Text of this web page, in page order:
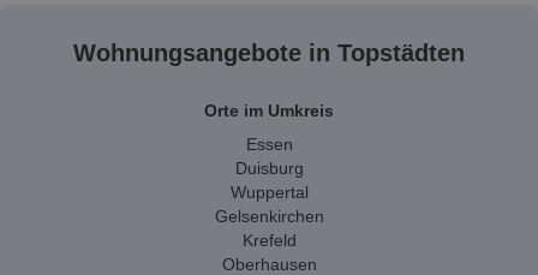
Wohnungsangebote in Topstädten
Orte im Umkreis
Essen
Duisburg
Wuppertal
Gelsenkirchen
Krefeld
Oberhausen